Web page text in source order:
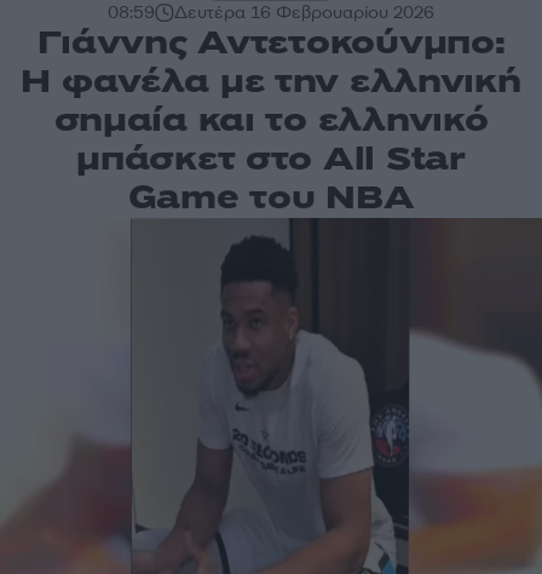
08:59 Δευτέρα 16 Φεβρουαρίου 2026
Γιάννης Αντετοκούνμπο:
Η φανέλα με την ελληνική
σημαία και το ελληνικό
μπάσκετ στο All Star
Game του NBA